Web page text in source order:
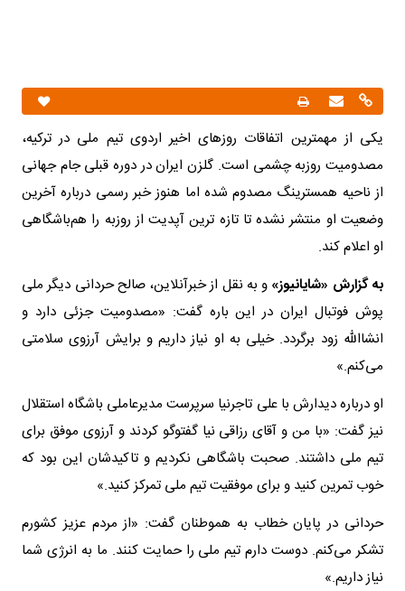
یکی از مهمترین اتفاقات روزهای اخیر اردوی تیم ملی در ترکیه،
مصدومیت روزبه چشمی است. گلزن ایران در دوره قبلی جام جهانی
از ناحیه همسترینگ مصدوم شده اما هنوز خبر رسمی درباره آخرین
وضعیت او منتشر نشده تا تازه ترین آپدیت از روزبه را هم‌باشگاهی
او اعلام کند.
به گزارش «شایانیوز» و به نقل از خبرآنلاین، صالح حردانی دیگر ملی
پوش فوتبال ایران در این باره گفت: «مصدومیت جزئی دارد و
انشاالله زود برگردد. خیلی به او نیاز داریم و برایش آرزوی سلامتی
می‌کنم.»
او درباره دیدارش با علی تاجرنیا سرپرست مدیرعاملی باشگاه استقلال
نیز گفت: «با من و آقای رزاقی نیا گفتوگو کردند و آرزوی موفق برای
تیم ملی داشتند. صحبت باشگاهی نکردیم و تاکیدشان این بود که
خوب تمرین کنید و برای موفقیت تیم ملی تمرکز کنید.»
حردانی در پایان خطاب به هموطنان گفت: «از مردم عزیز کشورم
تشکر می‌کنم. دوست دارم تیم ملی را حمایت کنند. ما به انرژی شما
نیاز داریم.»